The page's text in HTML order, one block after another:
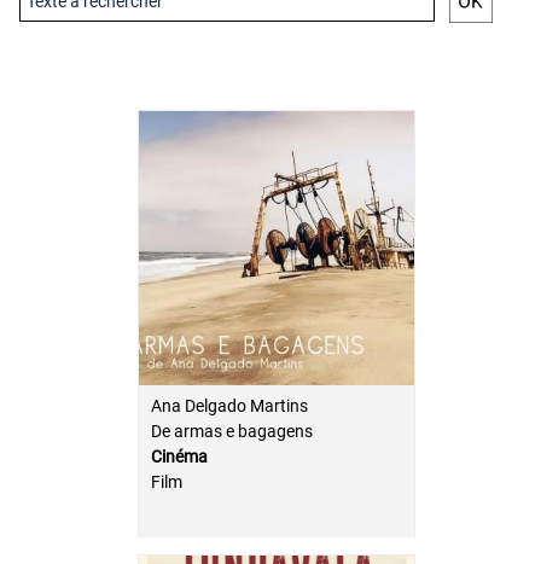
Ana Delgado Martins
De armas e bagagens
Cinéma
Film